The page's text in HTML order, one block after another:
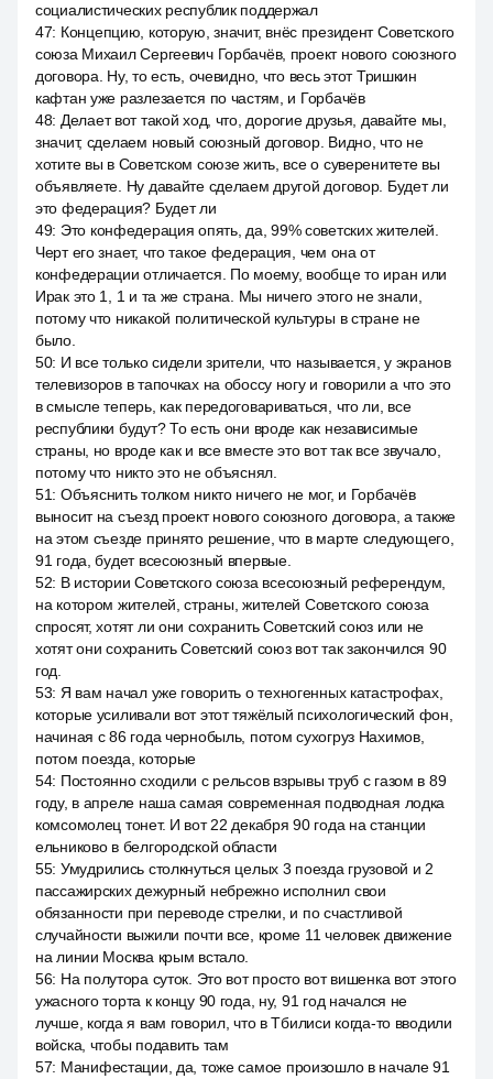
социалистических республик поддержал
47: Концепцию, которую, значит, внёс президент Советского
союза Михаил Сергеевич Горбачёв, проект нового союзного
договора. Ну, то есть, очевидно, что весь этот Тришкин
кафтан уже разлезается по частям, и Горбачёв
48: Делает вот такой ход, что, дорогие друзья, давайте мы,
значит, сделаем новый союзный договор. Видно, что не
хотите вы в Советском союзе жить, все о суверенитете вы
объявляете. Ну давайте сделаем другой договор. Будет ли
это федерация? Будет ли
49: Это конфедерация опять, да, 99% советских жителей.
Черт его знает, что такое федерация, чем она от
конфедерации отличается. По моему, вообще то иран или
Ирак это 1, 1 и та же страна. Мы ничего этого не знали,
потому что никакой политической культуры в стране не
было.
50: И все только сидели зрители, что называется, у экранов
телевизоров в тапочках на обоссу ногу и говорили а что это
в смысле теперь, как передоговариваться, что ли, все
республики будут? То есть они вроде как независимые
страны, но вроде как и все вместе это вот так все звучало,
потому что никто это не объяснял.
51: Объяснить толком никто ничего не мог, и Горбачёв
выносит на съезд проект нового союзного договора, а также
на этом съезде принято решение, что в марте следующего,
91 года, будет всесоюзный впервые.
52: В истории Советского союза всесоюзный референдум,
на котором жителей, страны, жителей Советского союза
спросят, хотят ли они сохранить Советский союз или не
хотят они сохранить Советский союз вот так закончился 90
год.
53: Я вам начал уже говорить о техногенных катастрофах,
которые усиливали вот этот тяжёлый психологический фон,
начиная с 86 года чернобыль, потом сухогруз Нахимов,
потом поезда, которые
54: Постоянно сходили с рельсов взрывы труб с газом в 89
году, в апреле наша самая современная подводная лодка
комсомолец тонет. И вот 22 декабря 90 года на станции
ельниково в белгородской области
55: Умудрились столкнуться целых 3 поезда грузовой и 2
пассажирских дежурный небрежно исполнил свои
обязанности при переводе стрелки, и по счастливой
случайности выжили почти все, кроме 11 человек движение
на линии Москва крым встало.
56: На полутора суток. Это вот просто вот вишенка вот этого
ужасного торта к концу 90 года, ну, 91 год начался не
лучше, когда я вам говорил, что в Тбилиси когда-то вводили
войска, чтобы подавить там
57: Манифестации, да, тоже самое произошло в начале 91